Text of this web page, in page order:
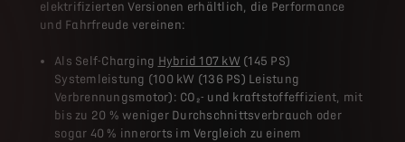
elektrifizierten Versionen erhältlich, die Performance
und Fahrfreude vereinen:
Als Self-Charging Hybrid 107 kW (145 PS)
Systemleistung (100 kW (136 PS) Leistung
Verbrennungsmotor): CO₂- und kraftstoffeffizient, mit
bis zu 20 % weniger Durchschnittsverbrauch oder
sogar 40 % innerorts im Vergleich zu einem